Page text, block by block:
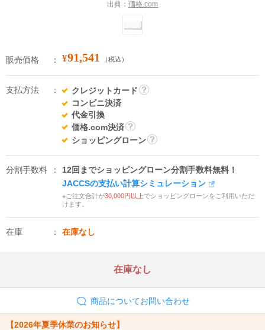
出典： 価格.com
販売価格 ¥91,541 （税込）
支払方法
クレジットカード
コンビニ決済
代金引換
価格.com決済
詳
ショッピングローン
分割手数料
12回までショッピングローン分割手数料無料！
JACCSの支払い計算シミュレーション
※ご注文合計が30,000円以上でショッピングローンをご利用いただ
けます。
在庫 在庫なし
在庫なし
商品についてお問い合わせ
【2026年夏季休業のお知らせ】